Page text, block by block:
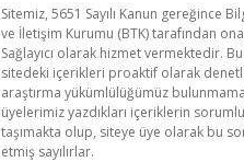
Sitemiz, 5651 Sayılı Kanun gereğince
ve İletişim Kurumu (BTK) tarafından
Sağlayıcı olarak hizmet vermektedir.
sitedeki içerikleri proaktif olarak
araştırma yükümlülüğümüz
üyelerimiz yazdıkları içeriklerin
taşımakta olup, siteye üye olarak bu
etmiş sayılırlar.